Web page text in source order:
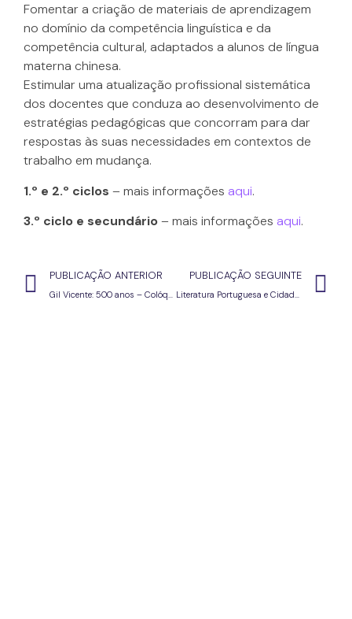
Fomentar a criação de materiais de aprendizagem
no domínio da competência linguística e da
competência cultural, adaptados a alunos de língua
materna chinesa.
Estimular uma atualização profissional sistemática
dos docentes que conduza ao desenvolvimento de
estratégias pedagógicas que concorram para dar
respostas às suas necessidades em contextos de
trabalho em mudança.
1.º e 2.º ciclos – mais informações aqui.
3.º ciclo e secundário– mais informações aqui.
PUBLICAÇÃO ANTERIOR PUBLICAÇÃO SEGUINTE